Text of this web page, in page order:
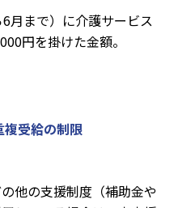
月まで）に介護サービス
円を掛けた金額。
受給の制限
他の支援制度（補助金や